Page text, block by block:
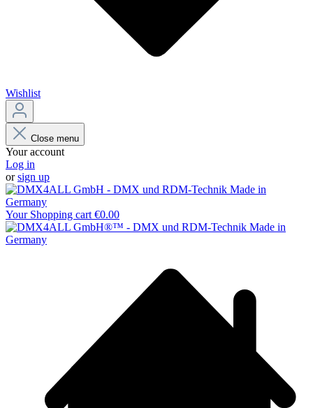
Wishlist
Close menu
Your account
Log in
orsign up
Your Shopping cart €0.00